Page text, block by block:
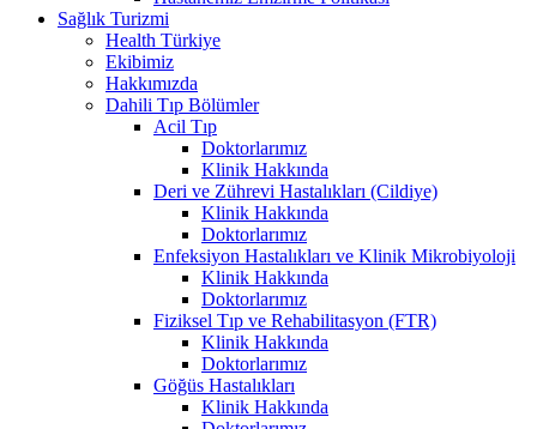
Sağlık Turizmi
Health Türkiye
Ekibimiz
Hakkımızda
Dahili Tıp Bölümler
Acil Tıp
Doktorlarımız
Klinik Hakkında
Deri ve Zührevi Hastalıkları (Cildiye)
Klinik Hakkında
Doktorlarımız
Enfeksiyon Hastalıkları ve Klinik Mikrobiyoloji
Klinik Hakkında
Doktorlarımız
Fiziksel Tıp ve Rehabilitasyon (FTR)
Klinik Hakkında
Doktorlarımız
Göğüs Hastalıkları
Klinik Hakkında